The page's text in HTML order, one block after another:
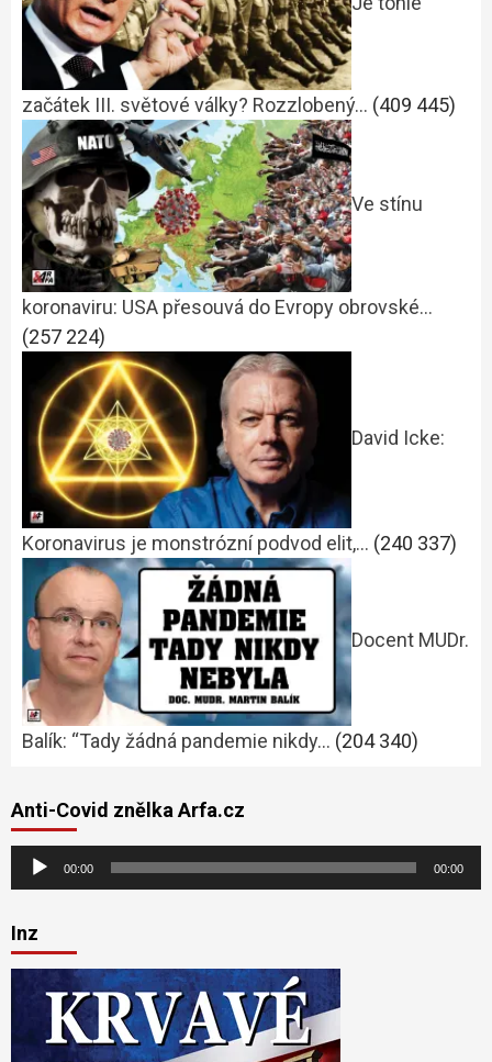
začátek III. světové války? Rozzlobený… (409 445)
Ve stínu
koronaviru: USA přesouvá do Evropy obrovské…
(257 224)
David Icke:
Koronavirus je monstrózní podvod elit,… (240 337)
Docent MUDr.
Balík: “Tady žádná pandemie nikdy… (204 340)
Anti-Covid znělka Arfa.cz
Audio
přehrávač
00:00 00:00
Inz